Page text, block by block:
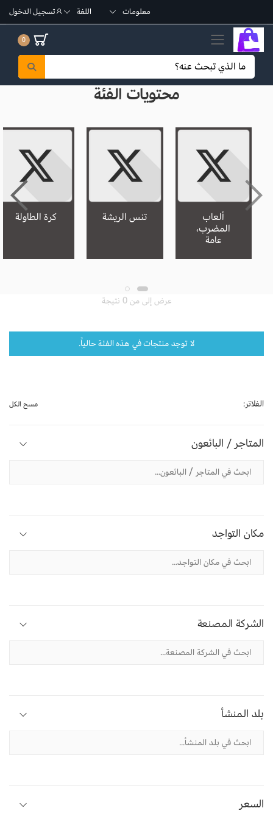
معلومات اللغة تسجيل الدخول
تبديل القائمة الجوال 0
محتويات الفئة
ألعاب
المضرب،
عامة
تنس الريشة كرة الطاولة
عرض إلى من 0 نتيجة
لا توجد منتجات في هذه الفئة حالياً.
الفلاتر: مسح الكل
المتاجر / البائعون
مكان التواجد
الشركة المصنعة
بلد المنشأ
السعر